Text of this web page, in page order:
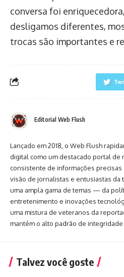
conversa foi
desligamos diferentes,
trocas são importantes e
Editorial Web Flush
Lançado em 2018, o Web Flush
digital como um destacado portal de
consistente de informações precisas
visão de jornalistas e entusiastas da
uma ampla gama de temas — da
entretenimento e inovações
uma mistura de veteranos da
mantém o alto padrão de
Talvez você goste